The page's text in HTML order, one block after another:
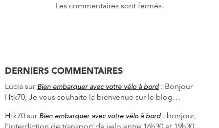
Les commentaires sont fermés.
DERNIERS COMMENTAIRES
Lucia sur Bien embarquer avec votre vélo à bord : Bonjour
Htk70, Je vous souhaite la bienvenue sur le blog…
Htk70 sur Bien embarquer avec votre vélo à bord : bonjour,